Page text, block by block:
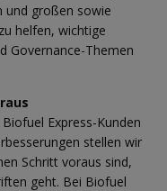
und großen sowie
helfen, wichtige
Governance-Themen
Express-Kunden
stellen wir
Schritt voraus sind,
geht. Bei Biofuel